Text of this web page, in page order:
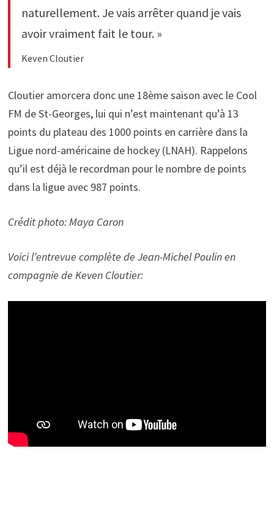
naturellement. Je vais arrêter quand je vais
avoir vraiment fait le tour. »
Keven Cloutier
Cloutier amorcera donc une 18ème saison avec le Cool
FM de St-Georges, lui qui n’est maintenant qu’à 13
points du plateau des 1000 points en carrière dans la
Ligue nord-américaine de hockey (LNAH). Rappelons
qu’il est déjà le recordman pour le nombre de points
dans la ligue avec 987 points.
Crédit photo: Maya Caron
Voici l’entrevue complète de Jean-Michel Poulin en
compagnie de Keven Cloutier: